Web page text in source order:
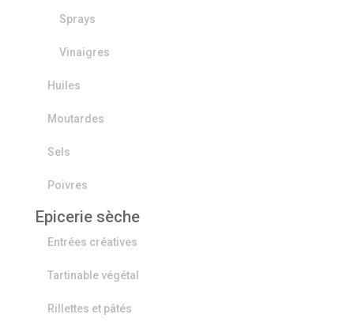
Sprays
Vinaigres
Huiles
Moutardes
Sels
Poivres
Epicerie sèche
Entrées créatives
Tartinable végétal
Rillettes et pâtés